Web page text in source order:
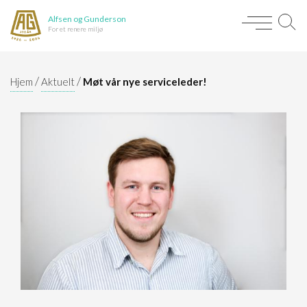
Alfsen og Gunderson
For et renere miljø
Hjem /Aktuelt / Møt vår nye serviceleder!